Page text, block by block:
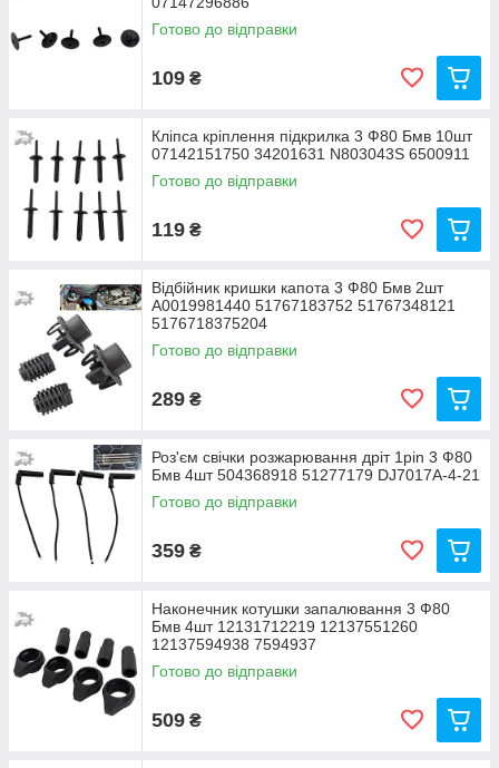
Готово до відправки
109 ₴
Кліпса кріплення підкрилка 3 Ф80 Бмв 10шт
07142151750 34201631 N803043S 6500911
Готово до відправки
119 ₴
Відбійник кришки капота 3 Ф80 Бмв 2шт
A0019981440 51767183752 51767348121
5176718375204
Готово до відправки
289 ₴
Роз'єм свічки розжарювання дріт 1pin 3 Ф80
Бмв 4шт 504368918 51277179 DJ7017A-4-21
Готово до відправки
359 ₴
Наконечник котушки запалювання 3 Ф80
Бмв 4шт 12131712219 12137551260
12137594938 7594937
Готово до відправки
509 ₴